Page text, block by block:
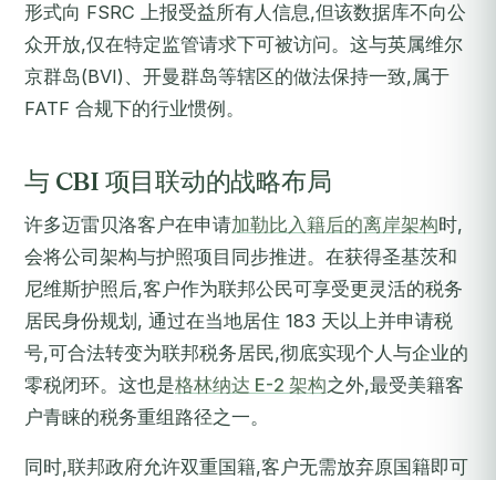
形式向 FSRC 上报受益所有人信息,但该数据库不向公
众开放,仅在特定监管请求下可被访问。这与英属维尔
京群岛(BVI)、开曼群岛等辖区的做法保持一致,属于
FATF 合规下的行业惯例。
与 CBI 项目联动的战略布局
许多迈雷贝洛客户在申请加勒比入籍后的离岸架构时,
会将公司架构与护照项目同步推进。在获得圣基茨和
尼维斯护照后,客户作为联邦公民可享受更灵活的税务
居民身份规划, 通过在当地居住 183 天以上并申请税
号,可合法转变为联邦税务居民,彻底实现个人与企业的
零税闭环。这也是格林纳达 E-2 架构之外,最受美籍客
户青睐的税务重组路径之一。
同时,联邦政府允许双重国籍,客户无需放弃原国籍即可